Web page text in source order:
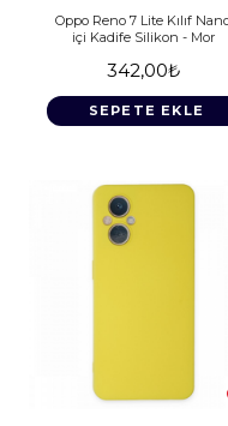
Oppo Reno 7 Lite Kılıf
içi Kadife Silikon - Mor
342,00₺
SEPETE EKLE